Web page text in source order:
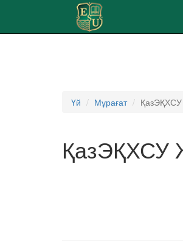
Үй Мұрағат
ҚазЭҚХСУ